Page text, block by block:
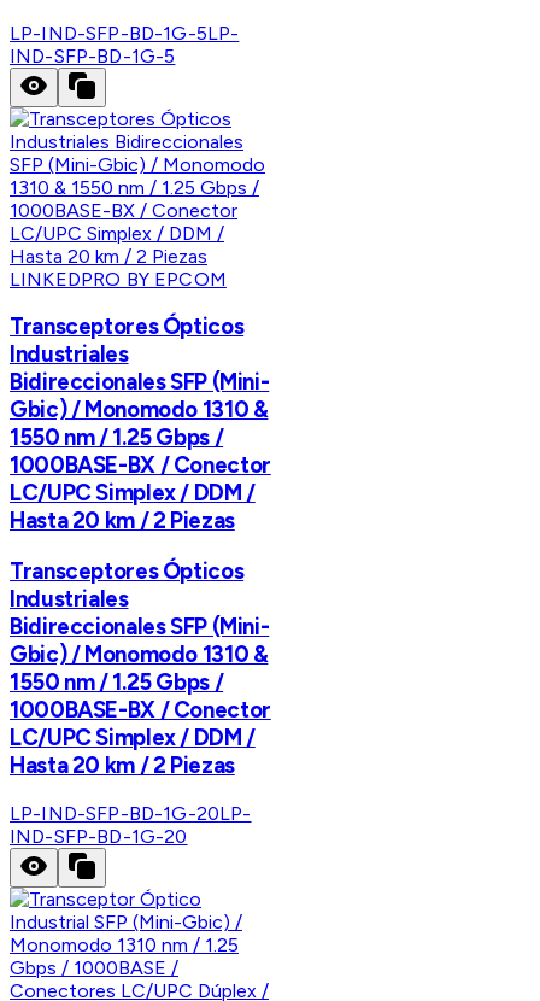
LP-IND-SFP-BD-1G-5LP-
IND-SFP-BD-1G-5
LINKEDPRO BY EPCOM
Transceptores Ópticos
Industriales
Bidireccionales SFP (Mini-
Gbic) / Monomodo 1310 &
1550 nm / 1.25 Gbps /
1000BASE-BX / Conector
LC/UPC Simplex / DDM /
Hasta 20 km / 2 Piezas
Transceptores Ópticos
Industriales
Bidireccionales SFP (Mini-
Gbic) / Monomodo 1310 &
1550 nm / 1.25 Gbps /
1000BASE-BX / Conector
LC/UPC Simplex / DDM /
Hasta 20 km / 2 Piezas
LP-IND-SFP-BD-1G-20LP-
IND-SFP-BD-1G-20